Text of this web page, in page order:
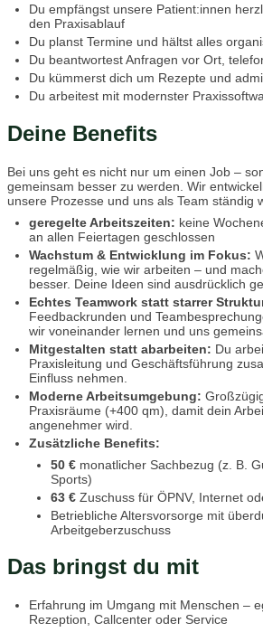
Du empfängst unsere Patient:innen
den Praxisablauf
Du planst Termine und hältst alles
Du beantwortest Anfragen vor Ort,
Du kümmerst dich um Rezepte und
Du arbeitest mit modernster
Deine Benefits
Bei uns geht es nicht nur um einen Job –
gemeinsam besser zu werden. Wir
unsere Prozesse und uns als Team ständig
geregelte Arbeitszeiten: keine
an allen Feiertagen geschlossen
Wachstum & Entwicklung im Fokus:
regelmäßig, wie wir arbeiten – und
besser. Deine Ideen sind ausdrücklich
Echtes Teamwork statt starrer
Feedbackrunden und
wir voneinander lernen und uns
Mitgestalten statt abarbeiten: Du
Praxisleitung und Geschäftsführung
Einfluss nehmen.
Moderne Arbeitsumgebung:
Praxisräume (+400 qm), damit dein
angenehmer wird.
Zusätzliche Benefits:
50 € monatlicher Sachbezug (z. B.
Sports)
63 € Zuschuss für ÖPNV, Internet
Betriebliche Altersvorsorge mit
Arbeitgeberzuschuss
Das bringst du mit
Erfahrung im Umgang mit Menschen –
Rezeption, Callcenter oder Service